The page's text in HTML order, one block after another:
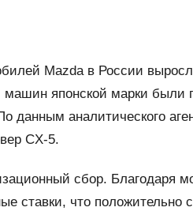
Mazda в России
японской марки были
данным аналитического
CX-5.
сбор. Благодаря
ставки, что положительно